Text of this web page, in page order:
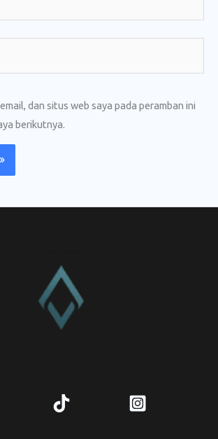
dan situs web saya pada peramban ini
berikutnya.